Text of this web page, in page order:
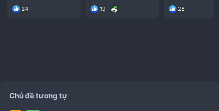
24 19 28
Chủ đề tương tự